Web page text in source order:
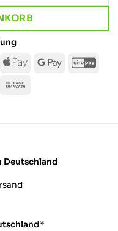
Apple Google
Deutschland